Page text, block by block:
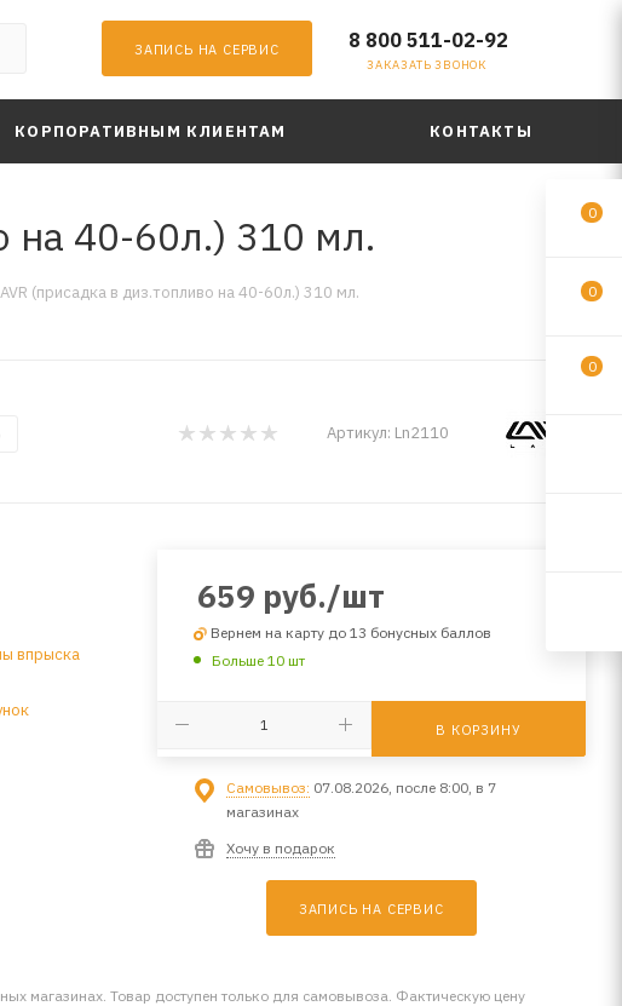
ЗАПИСЬ НА СЕРВИС 8 800 511-02-92
ЗАКАЗАТЬ ЗВОНОК
КОРПОРАТИВНЫМ КЛИЕНТАМ КОНТАКТЫ
на 40-60л.) 310 мл.
(присадка в диз.топливо на 40-60л.) 310 мл.
Артикул: Ln2110
впрыска
659 руб./шт
Вернем на карту до 13 бонусных баллов
Больше 10 шт
В КОРЗИНУ
Самовывоз: 07.08.2026, после 8:00, в 7
магазинах
Хочу в подарок
ЗАПИСЬ НА СЕРВИС
магазинах. Товар доступен только для самовывоза. Фактическую цену
0
0
0